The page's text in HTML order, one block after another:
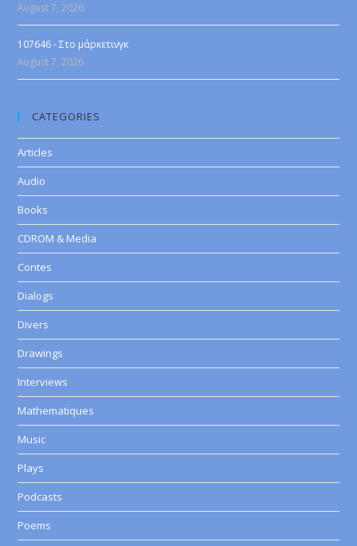
August 7, 2026
107646 - Στο μάρκετινγκ
August 7, 2026
CATEGORIES
Articles
Audio
Books
CDROM & Media
Contes
Dialogs
Divers
Drawings
Interviews
Mathematiques
Music
Plays
Podcasts
Poems